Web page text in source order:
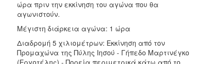
ώρα πριν την εκκίνηση του αγώνα που θα
αγωνιστούν.
Μέγιστη διάρκεια αγώνα: 1 ώρα
Διαδρομή 5 χιλιομέτρων: Εκκίνηση από τον
Προμαχώνα της Πύλης Ιησού - Γήπεδο Μαρτινέγκο
(Εργοτέλης) - Πορεία περιμετρικά κάτω από το